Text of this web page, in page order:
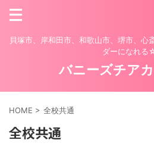
貝塚市、岸和田市、和歌山市、堺市、心
ダーになれる
バニーズチア
HOME > 全校共通
全校共通